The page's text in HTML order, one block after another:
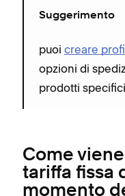
Suggerimento
puoi creare
opzioni di
prodotti
Come
tariffa fissa
momento